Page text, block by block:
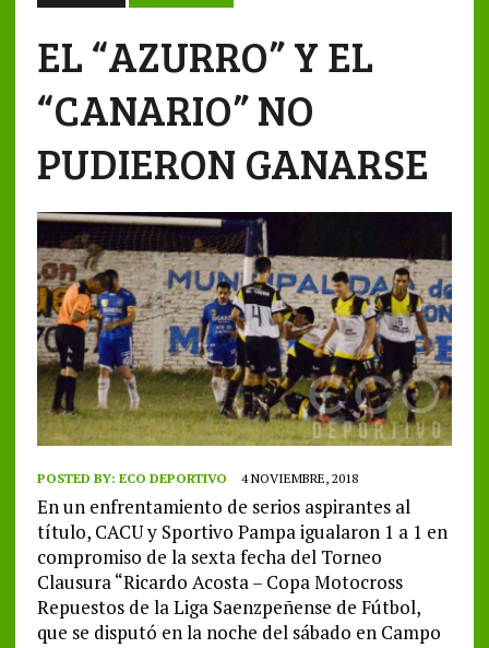
EL “AZURRO” Y EL
“CANARIO” NO
PUDIERON GANARSE
POSTED BY: ECO DEPORTIVO 4 NOVIEMBRE, 2018
En un enfrentamiento de serios aspirantes al
título, CACU y Sportivo Pampa igualaron 1 a 1 en
compromiso de la sexta fecha del Torneo
Clausura “Ricardo Acosta – Copa Motocross
Repuestos de la Liga Saenzpeñense de Fútbol,
que se disputó en la noche del sábado en Campo